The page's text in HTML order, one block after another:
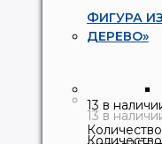
13 в
ФИГУРА
ДЕРЕВО»
13 в